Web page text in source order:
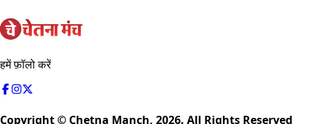
हमें फ़ॉलो करें
Copyright © Chetna Manch, 2026. All Rights Reserved